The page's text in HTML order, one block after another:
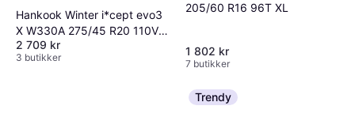
Hankook Winter i*cept evo3
X W330A 275/45 R20 110V
XL 4PR
2 709 kr
3 butikker
205/60 R16 96T XL
1 802 kr
7 butikker
Trendy